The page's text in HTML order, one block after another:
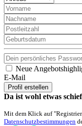
Neue
E-Mail
Profil erstellen
Da ist wohl etwas
Mit dem Klick auf
Datenschutzbestimmungen